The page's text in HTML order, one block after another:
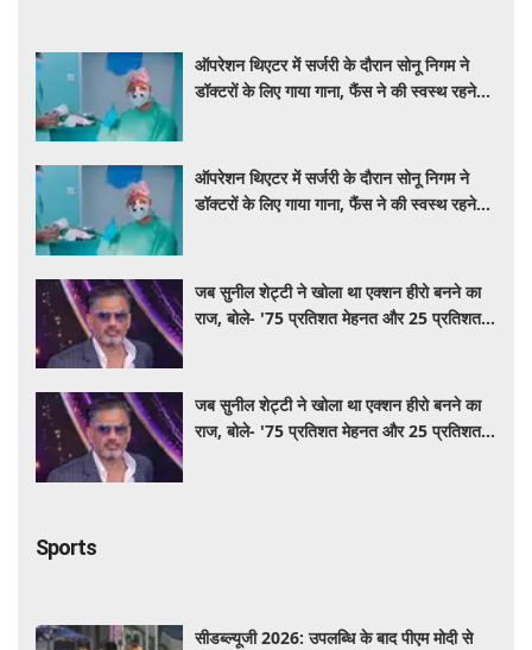
ऑपरेशन थिएटर में सर्जरी के दौरान सोनू निगम ने
डॉक्टरों के लिए गाया गाना, फैंस ने की स्वस्थ रहने
ऑपरेशन थिएटर में सर्जरी के दौरान सोनू निगम ने
डॉक्टरों के लिए गाया गाना, फैंस ने की स्वस्थ रहने
जब सुनील शेट्टी ने खोला था एक्शन हीरो बनने का
राज, बोले- '75 प्रतिशत मेहनत और 25 प्रतिशत
जब सुनील शेट्टी ने खोला था एक्शन हीरो बनने का
राज, बोले- '75 प्रतिशत मेहनत और 25 प्रतिशत
Sports
सीडब्ल्यूजी 2026: उपलब्धि के बाद पीएम मोदी से